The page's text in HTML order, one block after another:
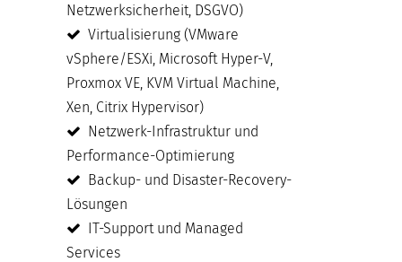
Netzwerksicherheit, DSGVO)
Virtualisierung (VMware
vSphere/ESXi, Microsoft Hyper-V,
Proxmox VE, KVM Virtual Machine,
Xen, Citrix Hypervisor)
Netzwerk-Infrastruktur und
Performance-Optimierung
Backup- und Disaster-Recovery-
Lösungen
IT-Support und Managed
Services